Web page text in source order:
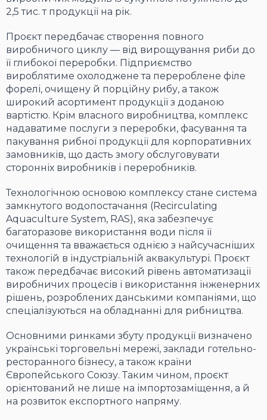
2,5 тис. т продукції на рік.
Проєкт передбачає створення повного
виробничого циклу — від вирощування риби до
її глибокої переробки. Підприємство
вироблятиме охолоджене та перероблене філе
форелі, очищену й порційну рибу, а також
широкий асортимент продукції з доданою
вартістю. Крім власного виробництва, комплекс
надаватиме послуги з переробки, фасування та
пакування рибної продукції для корпоративних
замовників, що дасть змогу обслуговувати
сторонніх виробників і переробників.
Технологічною основою комплексу стане система
замкнутого водопостачання (Recirculating
Aquaculture System, RAS), яка забезпечує
багаторазове використання води після її
очищення та вважається однією з найсучасніших
технологій в індустріальній аквакультурі. Проєкт
також передбачає високий рівень автоматизації
виробничих процесів і використання інженерних
рішень, розроблених данськими компаніями, що
спеціалізуються на обладнанні для рибництва.
Основними ринками збуту продукції визначено
українські торговельні мережі, заклади готельно-
ресторанного бізнесу, а також країни
Європейського Союзу. Таким чином, проєкт
орієнтований не лише на імпортозаміщення, а й
на розвиток експортного напряму.